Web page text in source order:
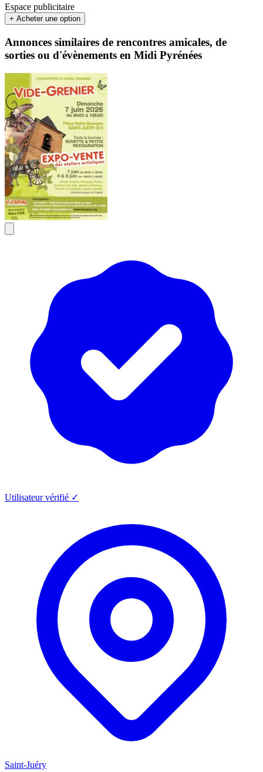
Espace publicitaire
+ Acheter une option
Annonces similaires de rencontres amicales, de
sorties ou d'évènements en Midi Pyrénées
Utilisateur vérifié ✓
Saint-Juéry